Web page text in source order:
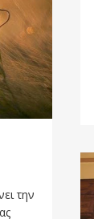
την